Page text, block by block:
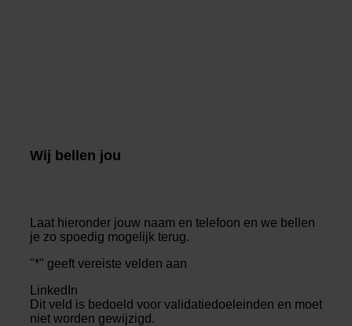
Wij bellen jou
Laat hieronder jouw naam en telefoon en we bellen
je zo spoedig mogelijk terug.
"*" geeft vereiste velden aan
LinkedIn
Dit veld is bedoeld voor validatiedoeleinden en moet
niet worden gewijzigd.